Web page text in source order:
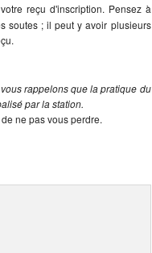
reçu d'inscription. Pensez à
soutes ; il peut y avoir plusieurs
rappelons que la pratique du
par la station.
ne pas vous perdre.